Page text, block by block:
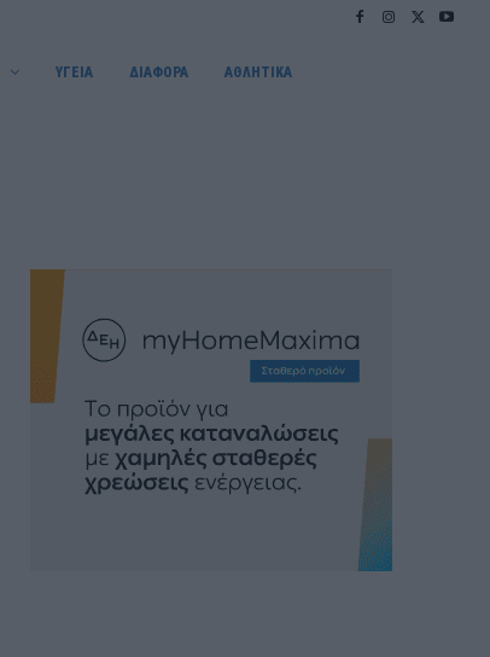
ΥΓΕΙΑ ΔΙΑΦΟΡΑ ΑΘΛΗΤΙΚΑ